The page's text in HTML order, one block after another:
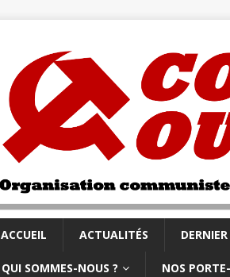
ACCUEIL ACTUALITÉS
QUI SOMMES-NOUS ? NOS